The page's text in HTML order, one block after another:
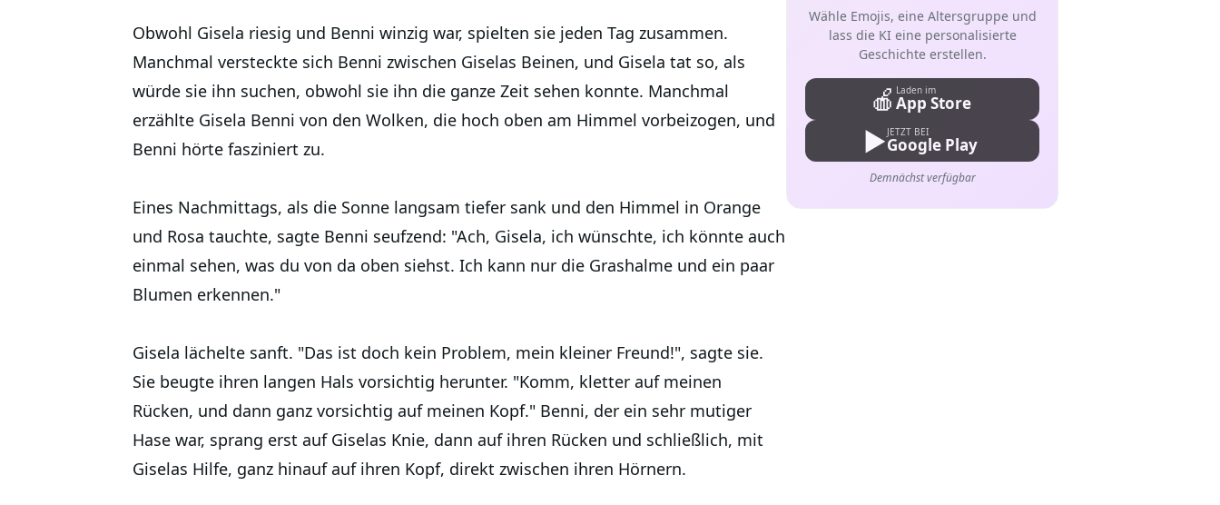
Obwohl Gisela riesig und Benni winzig war, spielten sie jeden Tag zusammen.
Manchmal versteckte sich Benni zwischen Giselas Beinen, und Gisela tat so, als
würde sie ihn suchen, obwohl sie ihn die ganze Zeit sehen konnte. Manchmal
erzählte Gisela Benni von den Wolken, die hoch oben am Himmel vorbeizogen, und
Benni hörte fasziniert zu.
Eines Nachmittags, als die Sonne langsam tiefer sank und den Himmel in Orange
und Rosa tauchte, sagte Benni seufzend: "Ach, Gisela, ich wünschte, ich könnte auch
einmal sehen, was du von da oben siehst. Ich kann nur die Grashalme und ein paar
Blumen erkennen."
Gisela lächelte sanft. "Das ist doch kein Problem, mein kleiner Freund!", sagte sie.
Sie beugte ihren langen Hals vorsichtig herunter. "Komm, kletter auf meinen
Rücken, und dann ganz vorsichtig auf meinen Kopf." Benni, der ein sehr mutiger
Hase war, sprang erst auf Giselas Knie, dann auf ihren Rücken und schließlich, mit
Giselas Hilfe, ganz hinauf auf ihren Kopf, direkt zwischen ihren Hörnern.
Wähle Emojis, eine Altersgruppe und
lass die KI eine personalisierte
Geschichte erstellen.
🍎 Laden im
App Store
▶️JETZT BEI
Google Play
Demnächst verfügbar